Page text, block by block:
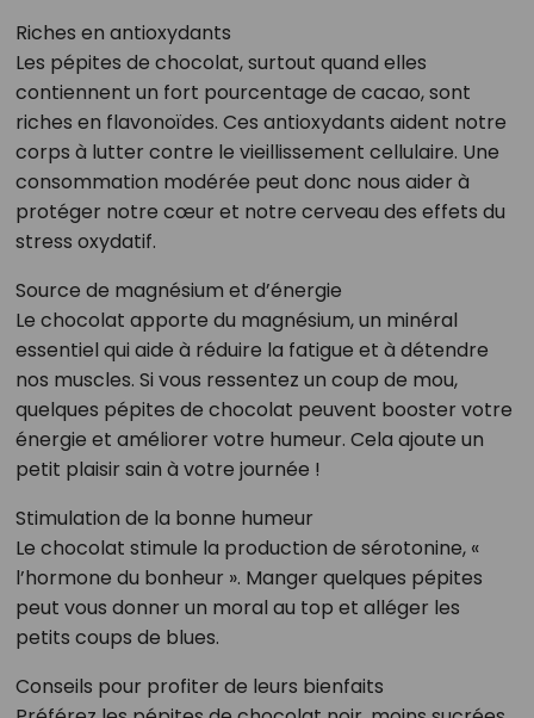
Riches en antioxydants
Les pépites de chocolat, surtout quand elles
contiennent un fort pourcentage de cacao, sont
riches en flavonoïdes. Ces antioxydants aident notre
corps à lutter contre le vieillissement cellulaire. Une
consommation modérée peut donc nous aider à
protéger notre cœur et notre cerveau des effets du
stress oxydatif.
Source de magnésium et d’énergie
Le chocolat apporte du magnésium, un minéral
essentiel qui aide à réduire la fatigue et à détendre
nos muscles. Si vous ressentez un coup de mou,
quelques pépites de chocolat peuvent booster votre
énergie et améliorer votre humeur. Cela ajoute un
petit plaisir sain à votre journée !
Stimulation de la bonne humeur
Le chocolat stimule la production de sérotonine, «
l’hormone du bonheur ». Manger quelques pépites
peut vous donner un moral au top et alléger les
petits coups de blues.
Conseils pour profiter de leurs bienfaits